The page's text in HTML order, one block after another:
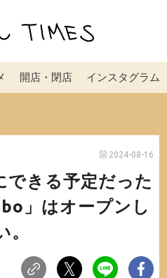
開店・閉店 インスタグラム
2024-08-16
できる予定だった
」はオープンし